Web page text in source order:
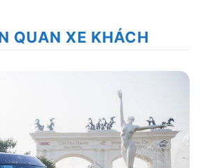
QUAN XE KHÁCH